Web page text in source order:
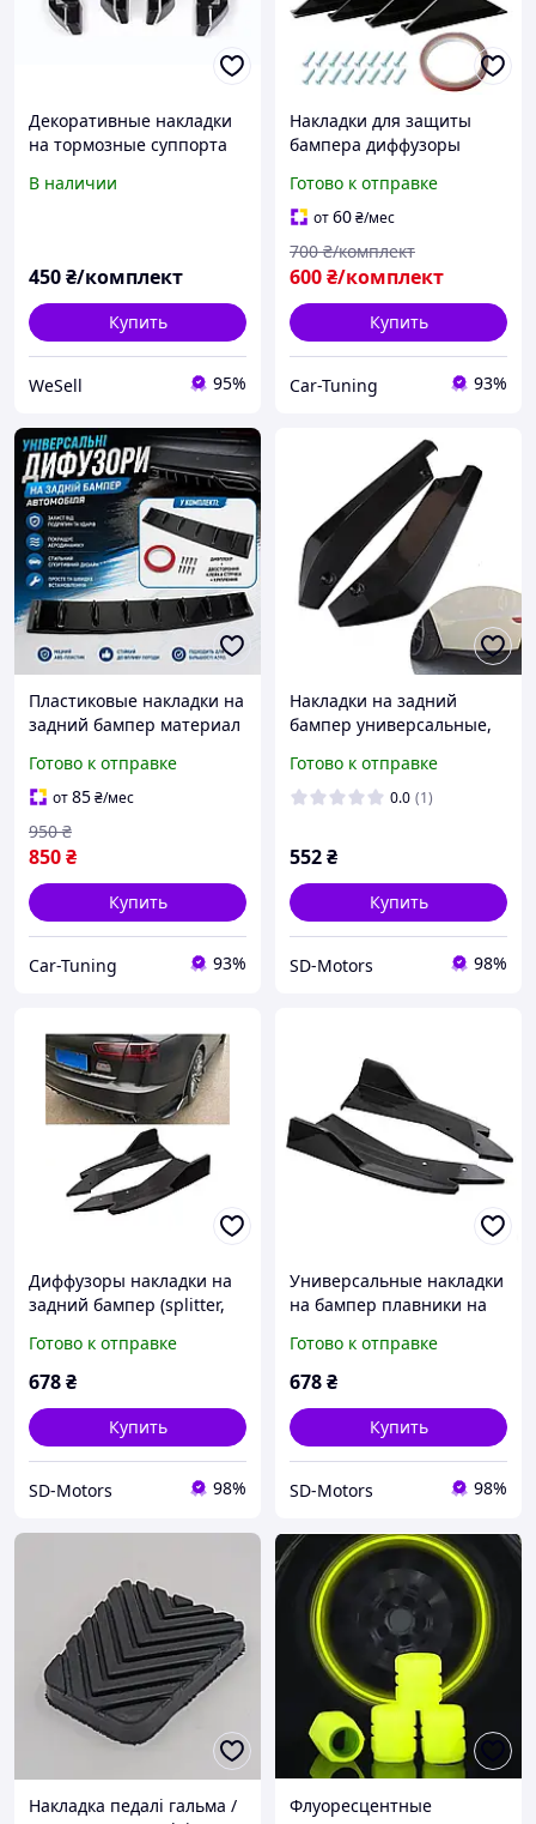
Декоративные накладки
на тормозные суппорта
М Брембо ABS пластик
В наличии
450₴/комплект
Купить
WeSell 95%
Накладки для защиты
бампера диффузоры
Готово к отправке
от60₴/мес
600₴/комплект
700 ₴/комплект
Купить
Car-Tuning 93%
Пластиковые накладки на
задний бампер материал
вашего автомобиля
Готово к отправке
от85₴/мес
850₴
950 ₴
Купить
Car-Tuning 93%
Накладки на задний
бампер универсальные,
спойлер,брызговики,
сплиттер на
2шт
Готово к отправке
0.0 (1)
552₴
Купить
SD-Motors 98%
Диффузоры накладки на
задний бампер (splitter,
глянец 2шт
Готово к отправке
678₴
Купить
SD-Motors 98%
Универсальные накладки
на бампер плавники на
задний на нижнюю часть
Готово к отправке
678₴
Купить
SD-Motors 98%
Накладка педалі гальма /
Флуоресцентные